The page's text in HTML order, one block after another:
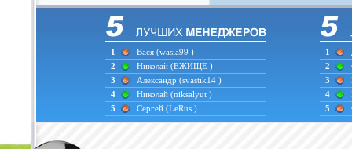
1 Вася (wasia99 )
2
Николай (ЕЖИЩЕ )
3
Александр (svastik14 )
4
Николай (niksalyut )
5
Сергей (LeRus )
1
2
3
4
5